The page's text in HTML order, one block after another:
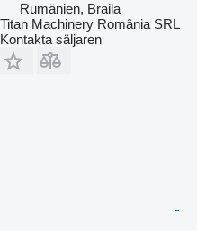
Rumänien, Braila
Titan Machinery România SRL
Kontakta säljaren